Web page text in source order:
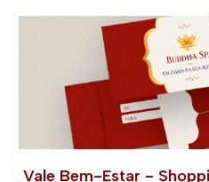
Vale Bem-Estar -